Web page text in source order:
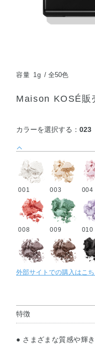
容量 1g 全50色
Maison KOSÉ
カラーを選択する：023
001 003 004
008 009 010
015 016 017
023
外部サイトでの購入はこち
特徴
● さまざまな質感や輝